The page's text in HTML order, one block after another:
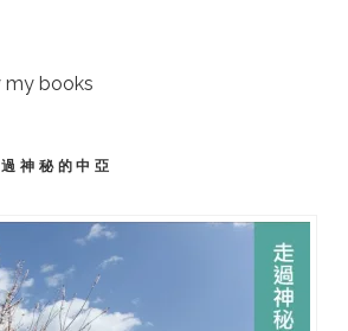
my books
神秘的中亞